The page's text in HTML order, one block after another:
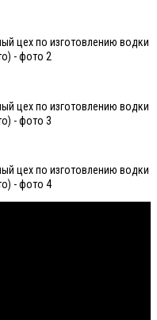
цех по изготовлению водки
- фото 2
цех по изготовлению водки
- фото 3
цех по изготовлению водки
- фото 4